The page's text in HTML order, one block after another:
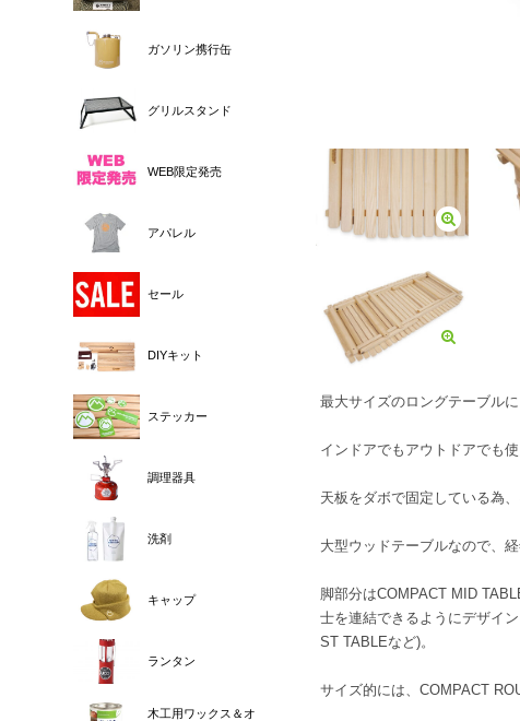
最大サイズのロングテーブル
インドアでもアウトドアでも
天板をダボで固定している為
大型ウッドテーブルなので、
脚部分はCOMPACT MID
士を連結できるようにデザイ
ST TABLEなど)。
サイズ的には、COMPACT
ガソリン携行缶
グリルスタンド
WEB限定発売
アパレル
セール
DIYキット
ステッカー
調理器具
洗剤
キャップ
ランタン
木工用ワックス＆オ